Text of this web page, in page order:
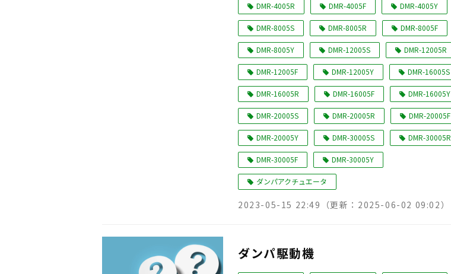
DMR-4005R DMR-4005F DMR-4005Y
DMR-8005S DMR-8005R DMR-8005F
DMR-8005Y DMR-12005S DMR-12005R
DMR-12005F DMR-12005Y DMR-16005S
DMR-16005R DMR-16005F DMR-16005Y
DMR-20005S DMR-20005R DMR-20005F
DMR-20005Y DMR-30005S DMR-30005R
DMR-30005F DMR-30005Y
ダンパアクチュエータ
2023-05-15 22:49 （更新： 2025-06-02 09:02）
ダンパ駆動機